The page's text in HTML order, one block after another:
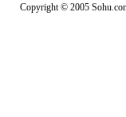
Copyright © 2005